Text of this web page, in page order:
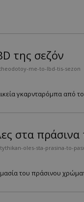
της σεζόν
me-to-lbd-tis-sezon
γκαρνταρόμπα από
στα
oles-sta-prasina-to-
του πράσινου